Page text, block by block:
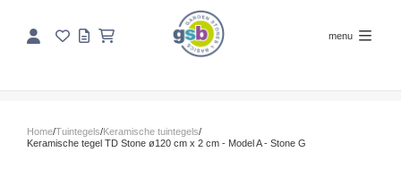
menu
Home/Tuintegels/Keramische tuintegels/
Keramische tegel TD Stone ø120 cm x 2 cm - Model A - Stone G